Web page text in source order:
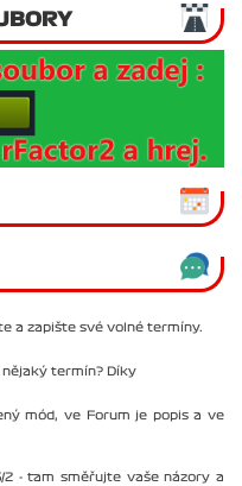
a zapište své volné termíny.
nějaký termín? Díky
mód, ve Forum je popis a ve
- tam směřujte vaše názory a